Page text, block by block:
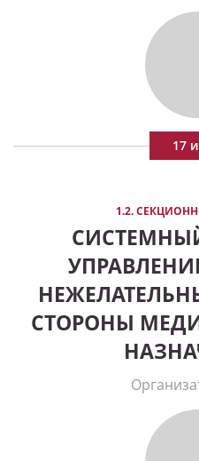
17
1.2.
СТОРОНЫ